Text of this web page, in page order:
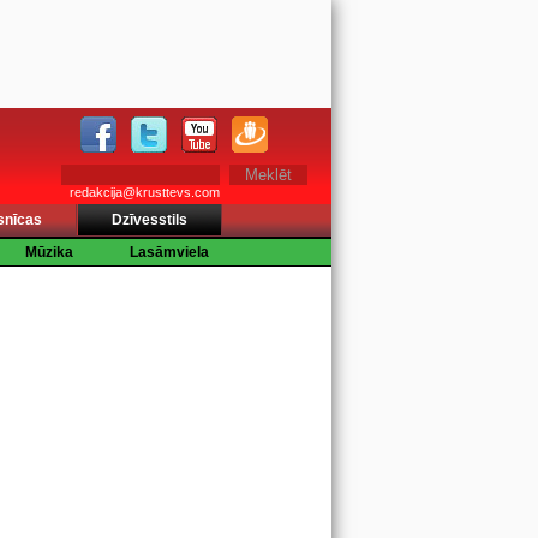
redakcija@krusttevs.com
Dzīvesstils
Mūzika
Lasāmviela